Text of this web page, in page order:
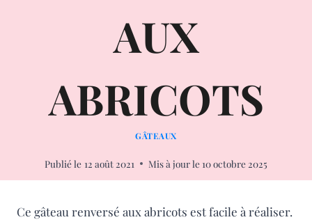
AUX
ABRICOTS
GÂTEAUX
Publié le 12 août 2021 Mis à jour le 10 octobre 2025
Ce gâteau renversé aux abricots est facile à réaliser.